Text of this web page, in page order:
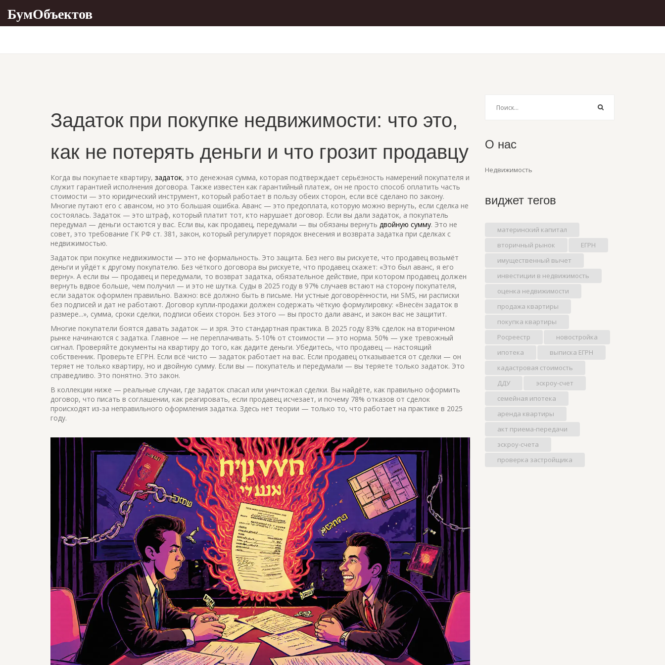
БумОбъектов
Задаток при покупке недвижимости: что это,
как не потерять деньги и что грозит продавцу
Когда вы покупаете квартиру, задаток, это денежная сумма, которая подтверждает серьёзность намерений покупателя и
служит гарантией исполнения договора. Также известен как гарантийный платеж, он не просто способ оплатить часть
стоимости — это юридический инструмент, который работает в пользу обеих сторон, если всё сделано по закону.
Многие путают его с авансом, но это большая ошибка. Аванс — это предоплата, которую можно вернуть, если сделка не
состоялась. Задаток — это штраф, который платит тот, кто нарушает договор. Если вы дали задаток, а покупатель
передумал — деньги остаются у вас. Если вы, как продавец, передумали — вы обязаны вернуть двойную сумму. Это не
совет, это требование ГК РФ ст. 381 , закон, который регулирует порядок внесения и возврата задатка при сделках с
недвижимостью.
Задаток при покупке недвижимости — это не формальность. Это защита. Без него вы рискуете, что продавец возьмёт
деньги и уйдёт к другому покупателю. Без чёткого договора вы рискуете, что продавец скажет: «Это был аванс, я его
верну». А если вы — продавец и передумали, то возврат задатка, обязательное действие, при котором продавец должен
вернуть вдвое больше, чем получил — и это не шутка. Суды в 2025 году в 97% случаев встают на сторону покупателя,
если задаток оформлен правильно. Важно: всё должно быть в письме. Ни устные договорённости, ни SMS, ни расписки
без подписей и дат не работают. Договор купли-продажи должен содержать чёткую формулировку: «Внесён задаток в
размере...», сумма, сроки сделки, подписи обеих сторон. Без этого — вы просто дали аванс, и закон вас не защитит.
Многие покупатели боятся давать задаток — и зря. Это стандартная практика. В 2025 году 83% сделок на вторичном
рынке начинаются с задатка. Главное — не переплачивать. 5-10% от стоимости — это норма. 50% — уже тревожный
сигнал. Проверяйте документы на квартиру до того, как дадите деньги. Убедитесь, что продавец — настоящий
собственник. Проверьте ЕГРН. Если всё чисто — задаток работает на вас. Если продавец отказывается от сделки — он
теряет не только квартиру, но и двойную сумму. Если вы — покупатель и передумали — вы теряете только задаток. Это
справедливо. Это понятно. Это закон.
В коллекции ниже — реальные случаи, где задаток спасал или уничтожал сделки. Вы найдёте, как правильно оформить
договор, что писать в соглашении, как реагировать, если продавец исчезает, и почему 78% отказов от сделок
происходят из-за неправильного оформления задатка. Здесь нет теории — только то, что работает на практике в 2025
году.
О нас
Недвижимость
виджет тегов
материнский капитал
вторичный рынок
ЕГРН
имущественный вычет
инвестиции в недвижимость
оценка недвижимости
продажа квартиры
покупка квартиры
Росреестр
новостройка
ипотека
выписка ЕГРН
кадастровая стоимость
ДДУ
эскроу-счет
семейная ипотека
аренда квартиры
акт приема-передачи
эскроу-счета
проверка застройщика